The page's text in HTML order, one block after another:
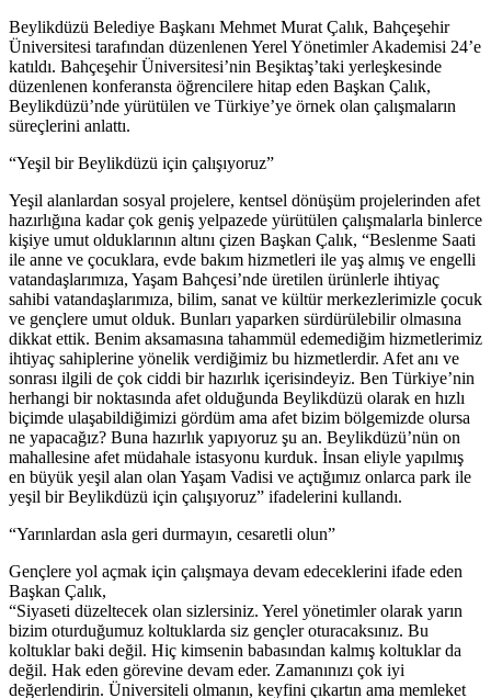
Beylikdüzü Belediye Başkanı Mehmet Murat Çalık, Bahçeşehir
Üniversitesi tarafından düzenlenen Yerel Yönetimler Akademisi 24’e
katıldı. Bahçeşehir Üniversitesi’nin Beşiktaş’taki yerleşkesinde
düzenlenen konferansta öğrencilere hitap eden Başkan Çalık,
Beylikdüzü’nde yürütülen ve Türkiye’ye örnek olan çalışmaların
süreçlerini anlattı.
“Yeşil bir Beylikdüzü için çalışıyoruz”
Yeşil alanlardan sosyal projelere, kentsel dönüşüm projelerinden afet
hazırlığına kadar çok geniş yelpazede yürütülen çalışmalarla binlerce
kişiye umut olduklarının altını çizen Başkan Çalık, “Beslenme Saati
ile anne ve çocuklara, evde bakım hizmetleri ile yaş almış ve engelli
vatandaşlarımıza, Yaşam Bahçesi’nde üretilen ürünlerle ihtiyaç
sahibi vatandaşlarımıza, bilim, sanat ve kültür merkezlerimizle çocuk
ve gençlere umut olduk. Bunları yaparken sürdürülebilir olmasına
dikkat ettik. Benim aksamasına tahammül edemediğim hizmetlerimiz
ihtiyaç sahiplerine yönelik verdiğimiz bu hizmetlerdir. Afet anı ve
sonrası ilgili de çok ciddi bir hazırlık içerisindeyiz. Ben Türkiye’nin
herhangi bir noktasında afet olduğunda Beylikdüzü olarak en hızlı
biçimde ulaşabildiğimizi gördüm ama afet bizim bölgemizde olursa
ne yapacağız? Buna hazırlık yapıyoruz şu an. Beylikdüzü’nün on
mahallesine afet müdahale istasyonu kurduk. İnsan eliyle yapılmış
en büyük yeşil alan olan Yaşam Vadisi ve açtığımız onlarca park ile
yeşil bir Beylikdüzü için çalışıyoruz” ifadelerini kullandı.
“Yarınlardan asla geri durmayın, cesaretli olun”
Gençlere yol açmak için çalışmaya devam edeceklerini ifade eden
Başkan Çalık,
“Siyaseti düzeltecek olan sizlersiniz. Yerel yönetimler olarak yarın
bizim oturduğumuz koltuklarda siz gençler oturacaksınız. Bu
koltuklar baki değil. Hiç kimsenin babasından kalmış koltuklar da
değil. Hak eden görevine devam eder. Zamanınızı çok iyi
değerlendirin. Üniversiteli olmanın, keyfini çıkartın ama memleket